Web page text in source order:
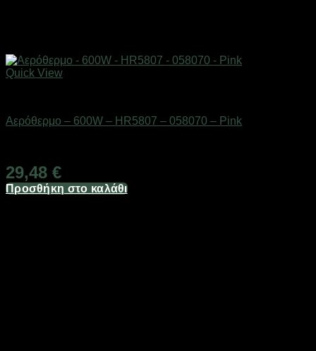
Quick View
Αερόθερμο – 600W – HR5807 – 058070 – Pink
29,48 €
Προσθήκη στο καλάθι